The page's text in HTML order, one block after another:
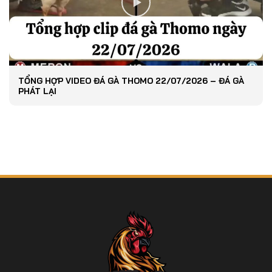
TỔNG HỢP VIDEO ĐÁ GÀ THOMO 22/07/2026 – ĐÁ GÀ
PHÁT LẠI